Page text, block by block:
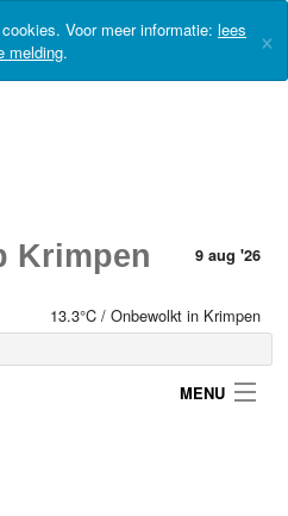
Voor meer informatie: lees
melding. ×
Krimpen 9 aug '26
13.3°C / Onbewolkt in Krimpen
MENU